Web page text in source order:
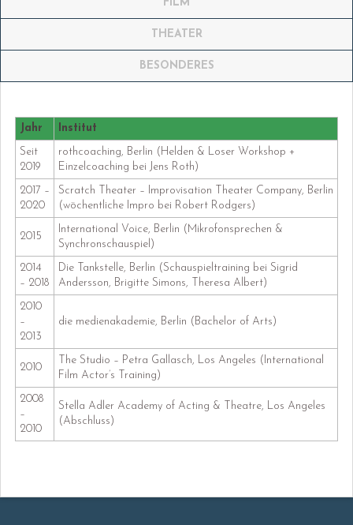
FILM
THEATER
BESONDERES
Jahr
Institut
Seit
2019
rothcoaching, Berlin (Helden & Loser Workshop +
Einzelcoaching bei Jens Roth)
2017 –
2020
Scratch Theater – Improvisation Theater Company, Berlin
(wöchentliche Impro bei Robert Rodgers)
2015
International Voice, Berlin (Mikrofonsprechen &
Synchronschauspiel)
2014
– 2018
Die Tankstelle, Berlin (Schauspieltraining bei Sigrid
Andersson, Brigitte Simons, Theresa Albert)
2010
–
2013
die medienakademie, Berlin (Bachelor of Arts)
2010
The Studio – Petra Gallasch, Los Angeles (International
Film Actor’s Training)
2008
–
2010
Stella Adler Academy of Acting & Theatre, Los Angeles
(Abschluss)